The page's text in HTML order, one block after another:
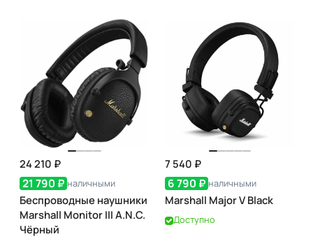
24 210 ₽
21 790 ₽ наличными
Беспроводные наушники
Marshall Monitor III A.N.C.
Чёрный
7 540 ₽
6 790 ₽ наличными
Marshall Major V Black
Доступно